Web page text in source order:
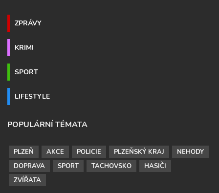
ZPRÁVY
KRIMI
SPORT
LIFESTYLE
POPULÁRNÍ TÉMATA
PLZEŇ AKCE POLICIE PLZEŇSKÝ KRAJ
NEHODY
DOPRAVA
SPORT TACHOVSKO
HASIČI
ZVÍŘATA